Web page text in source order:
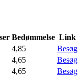
Bedømmelse Link
4,85
Besøg
4,65
Besøg
4,65
Besøg